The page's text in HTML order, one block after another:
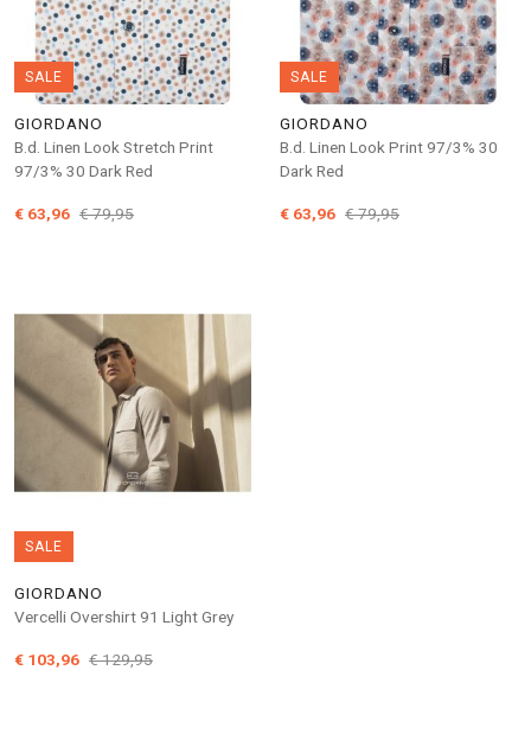
SALE
GIORDANO
B.d. Linen Look Stretch Print
97/3% 30 Dark Red
€ 63,96 € 79,95
SALE
GIORDANO
B.d. Linen Look Print 97/3% 30
Dark Red
€ 63,96 € 79,95
SALE
GIORDANO
Vercelli Overshirt 91 Light Grey
€ 103,96 € 129,95